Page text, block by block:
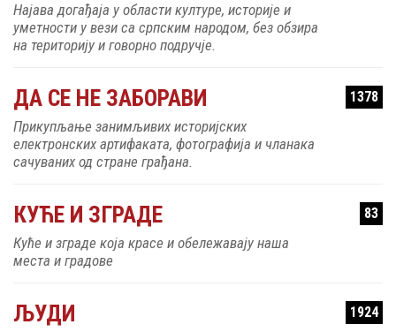
Најава догађаја у области културе, историје и
уметности у вези са српским народом, без обзира
на територију и говорно подручје.
ДА СЕ НЕ ЗАБОРАВИ 1378
Прикупљање занимљивих историјских
електронских артифаката, фотографија и чланака
сачуваних од стране грађана.
КУЋЕ И ЗГРАДЕ 83
Куће и зграде која красе и обележавају наша
места и градове
ЉУДИ 1924